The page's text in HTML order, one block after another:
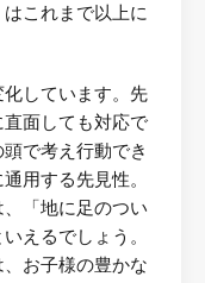
これまで以上に
しています。先
面しても対応で
で考え行動でき
用する先見性。
「地に足のつい
えるでしょう。
お子様の豊かな